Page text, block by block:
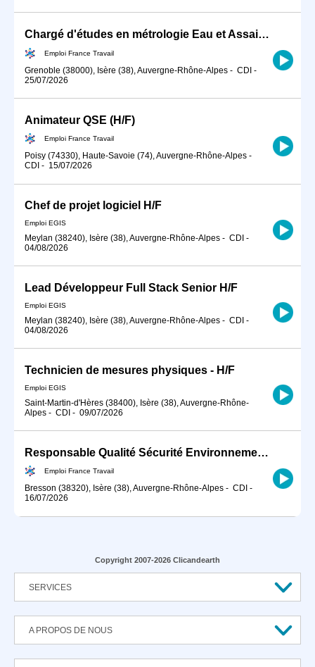
Chargé d'études en métrologie Eau et Assainissement (H/F)
Emploi France Travail
Grenoble (38000), Isère (38), Auvergne-Rhône-Alpes - CDI -
25/07/2026
Animateur QSE (H/F)
Emploi France Travail
Poisy (74330), Haute-Savoie (74), Auvergne-Rhône-Alpes -
CDI - 15/07/2026
Chef de projet logiciel H/F
Emploi EGIS
Meylan (38240), Isère (38), Auvergne-Rhône-Alpes - CDI -
04/08/2026
Lead Développeur Full Stack Senior H/F
Emploi EGIS
Meylan (38240), Isère (38), Auvergne-Rhône-Alpes - CDI -
04/08/2026
Technicien de mesures physiques - H/F
Emploi EGIS
Saint-Martin-d'Hères (38400), Isère (38), Auvergne-Rhône-
Alpes - CDI - 09/07/2026
Responsable Qualité Sécurité Environnement -QSE- en industrie (H/F)
Emploi France Travail
Bresson (38320), Isère (38), Auvergne-Rhône-Alpes - CDI -
16/07/2026
Copyright 2007-2026 Clicandearth
SERVICES
A PROPOS DE NOUS